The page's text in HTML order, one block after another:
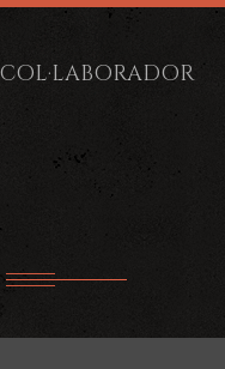
COL·LABORADOR